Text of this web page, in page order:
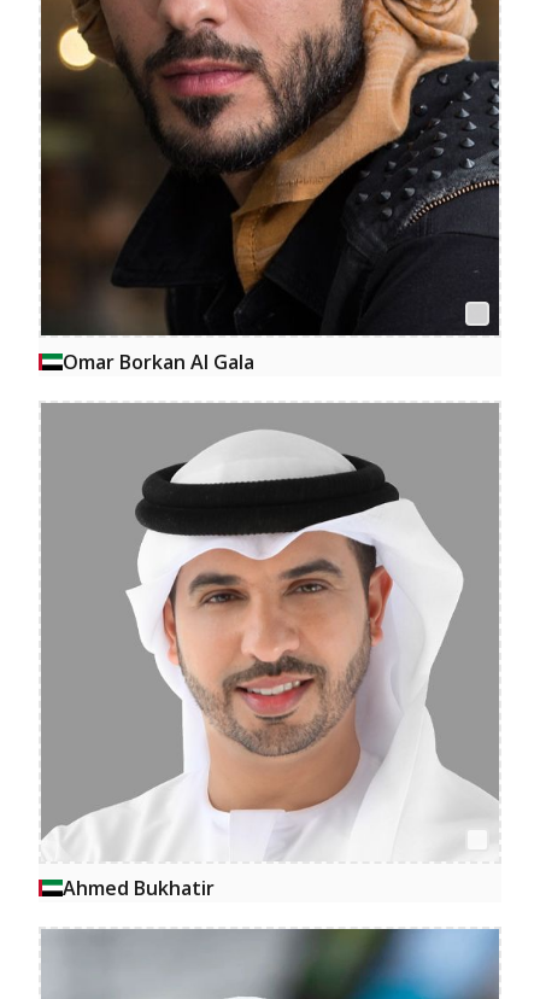
Omar Borkan Al Gala
Ahmed Bukhatir